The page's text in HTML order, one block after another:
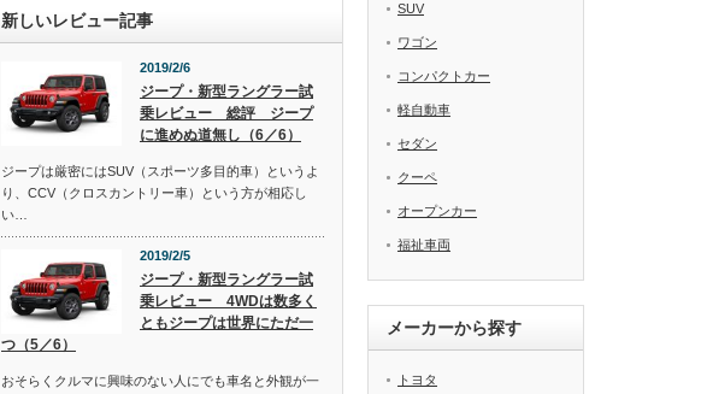
新しいレビュー記事
2019/2/6
ジープ・新型ラングラー試
乗レビュー 総評 ジープ
に進めぬ道無し（6／6）
ジープは厳密にはSUV（スポーツ多目的車）というよ
り、CCV（クロスカントリー車）という方が相応し
い…
2019/2/5
ジープ・新型ラングラー試
乗レビュー 4WDは数多く
ともジープは世界にただ一
つ（5／6）
おそらくクルマに興味のない人にでも車名と外観が一
SUV
ワゴン
コンパクトカー
軽自動車
セダン
クーペ
オープンカー
福祉車両
メーカーから探す
トヨタ